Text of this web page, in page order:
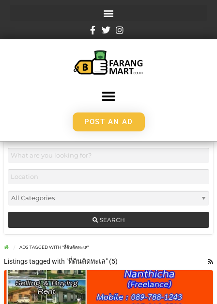
POST AN AD
SEARCH
ADS TAGGED WITH "ที่ดินติดทะเล"
Listings tagged with "ที่ดินติดทะเล" (5)